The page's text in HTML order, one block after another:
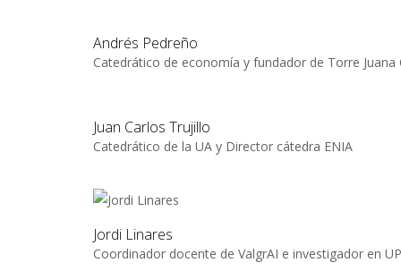
Andrés Pedreño
Catedrático de economía y fundador de Torre Juana
Juan Carlos Trujillo
Catedrático de la UA y Director cátedra ENIA
Jordi Linares
Coordinador docente de ValgrAI e investigador en